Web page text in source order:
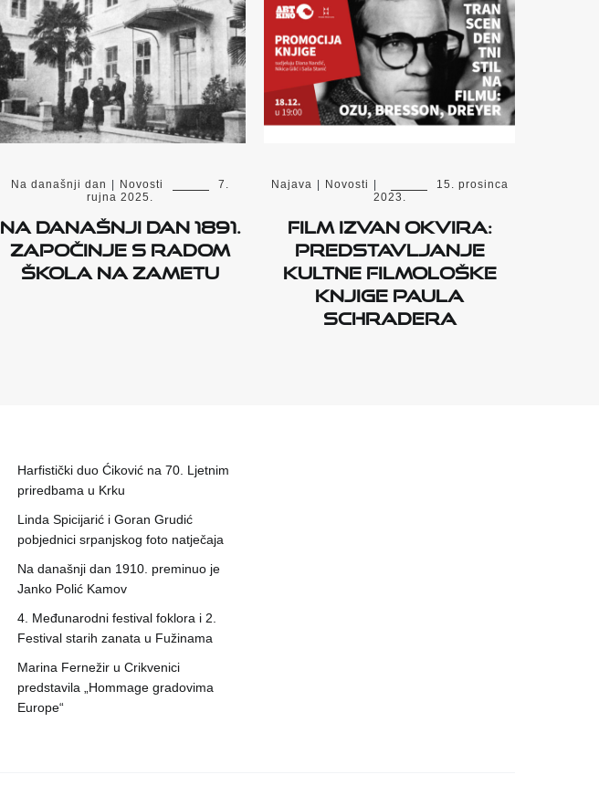
Na današnji dan | Novosti
7.
rujna 2025.
Na današnji dan 1891.
započinje s radom
škola na Zametu
Najava | Novosti |
15. prosinca
2023.
Film izvan okvira:
Predstavljanje
kultne filmološke
knjige Paula
Schradera
Harfistički duo Ćiković na 70. Ljetnim
priredbama u Krku
Linda Spicijarić i Goran Grudić
pobjednici srpanjskog foto natječaja
Na današnji dan 1910. preminuo je
Janko Polić Kamov
4. Međunarodni festival foklora i 2.
Festival starih zanata u Fužinama
Marina Fernežir u Crikvenici
predstavila „Hommage gradovima
Europe“